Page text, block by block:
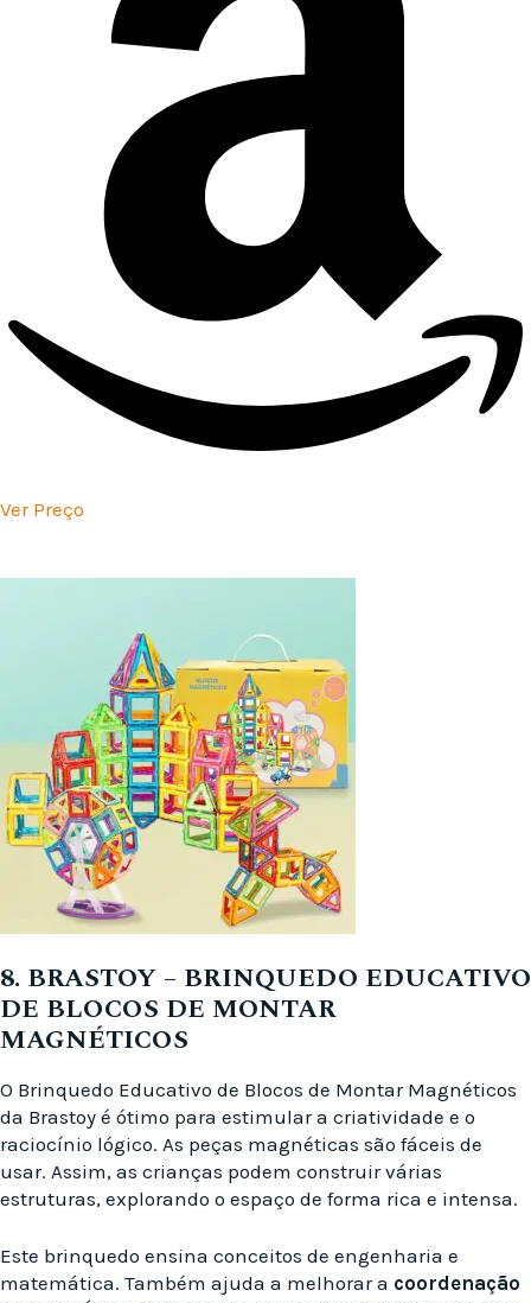
Ver Preço
8. BRASTOY – BRINQUEDO EDUCATIVO
DE BLOCOS DE MONTAR
MAGNÉTICOS
O Brinquedo Educativo de Blocos de Montar Magnéticos
da Brastoy é ótimo para estimular a criatividade e o
raciocínio lógico. As peças magnéticas são fáceis de
usar. Assim, as crianças podem construir várias
estruturas, explorando o espaço de forma rica e intensa.
Este brinquedo ensina conceitos de engenharia e
matemática. Também ajuda a melhorar a coordenação